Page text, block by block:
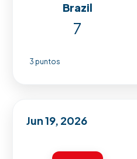
Brazil
7
3 puntos
Jun 19, 2026